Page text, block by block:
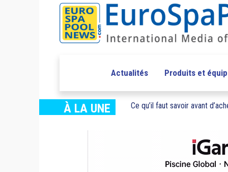
Actualités Produits et
À LA UNE Ce qu’il faut savoir avant